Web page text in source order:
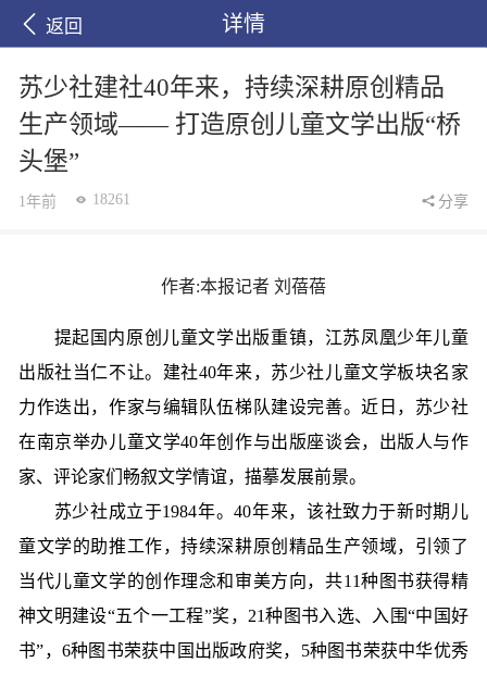
返回 详情
苏少社建社40年来，持续深耕原创精品
生产领域—— 打造原创儿童文学出版“桥
头堡”
1年前 18261 分享
作者:本报记者 刘蓓蓓
提起国内原创儿童文学出版重镇，江苏凤凰少年儿童
出版社当仁不让。建社40年来，苏少社儿童文学板块名家
力作迭出，作家与编辑队伍梯队建设完善。近日，苏少社
在南京举办儿童文学40年创作与出版座谈会，出版人与作
家、评论家们畅叙文学情谊，描摹发展前景。
苏少社成立于1984年。40年来，该社致力于新时期儿
童文学的助推工作，持续深耕原创精品生产领域，引领了
当代儿童文学的创作理念和审美方向，共11种图书获得精
神文明建设“五个一工程”奖，21种图书入选、入围“中国好
书”，6种图书荣获中国出版政府奖，5种图书荣获中华优秀